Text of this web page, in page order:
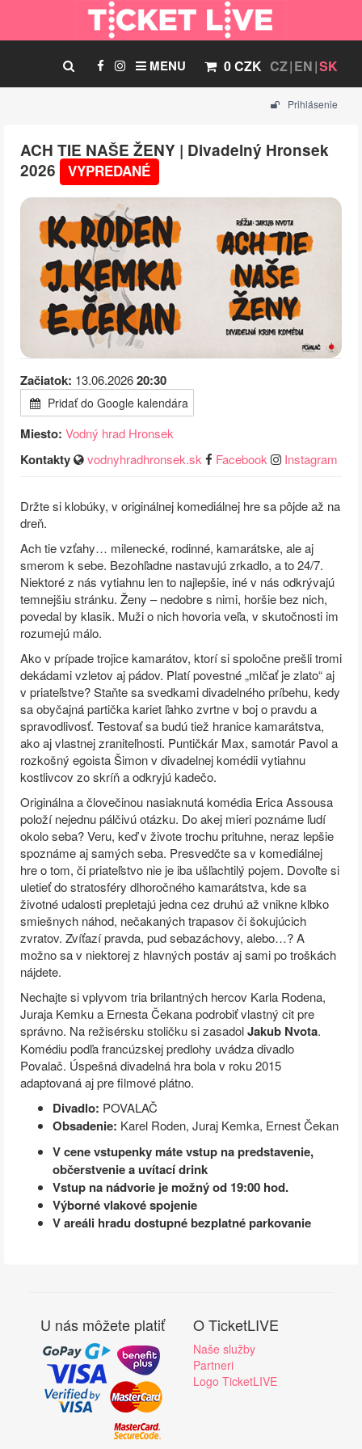
CZ EN SK
0 CZK
MENU
Prihlásenie
ACH TIE NAŠE ŽENY | Divadelný Hronsek
2026
VYPREDANÉ
Začiatok: 13.06.202620:30
Pridať do Google kalendára
Miesto: Vodný hrad Hronsek
Kontakty vodnyhradhronsek.sk Facebook Instagram
Držte si klobúky, v originálnej komediálnej hre sa pôjde až na
dreň.
Ach tie vzťahy… milenecké, rodinné, kamarátske, ale aj
smerom k sebe. Bezohľadne nastavujú zrkadlo, a to 24/7.
Niektoré z nás vytiahnu len to najlepšie, iné v nás odkrývajú
temnejšiu stránku. Ženy – nedobre s nimi, horšie bez nich,
povedal by klasik. Muži o nich hovoria veľa, v skutočnosti im
rozumejú málo.
Ako v prípade trojice kamarátov, ktorí si spoločne prešli tromi
dekádami vzletov aj pádov. Platí povestné „mlčať je zlato“ aj
v priateľstve? Staňte sa svedkami divadelného príbehu, kedy
sa obyčajná partička kariet ľahko zvrtne v boj o pravdu a
spravodlivosť. Testovať sa budú tiež hranice kamarátstva,
ako aj vlastnej zraniteľnosti. Puntičkár Max, samotár Pavol a
rozkošný egoista Šimon v divadelnej komédii vytiahnu
kostlivcov zo skríň a odkryjú kadečo.
Originálna a človečinou nasiaknutá komédia Erica Assousa
položí nejednu pálčivú otázku. Do akej mieri poznáme ľudí
okolo seba? Veru, keď v živote trochu prituhne, neraz lepšie
spoznáme aj samých seba. Presvedčte sa v komediálnej
hre o tom, či priateľstvo nie je iba ušľachtilý pojem. Dovoľte si
uletieť do stratosféry dlhoročného kamarátstva, kde sa
životné udalosti prepletajú jedna cez druhú až vnikne klbko
smiešnych náhod, nečakaných trapasov či šokujúcich
zvratov. Zvíťazí pravda, pud sebazáchovy, alebo…? A
možno sa v niektorej z hlavných postáv aj sami po troškách
nájdete.
Nechajte si vplyvom tria brilantných hercov Karla Rodena,
Juraja Kemku a Ernesta Čekana podrobiť vlastný cit pre
správno. Na režisérsku stoličku si zasadolJakub Nvota.
Komédiu podľa francúzskej predlohy uvádza divadlo
Povalač. Úspešná divadelná hra bola v roku 2015
adaptovaná aj pre filmové plátno.
Divadlo: POVALAČ
Obsadenie: Karel Roden, Juraj Kemka, Ernest Čekan
V cene vstupenky máte vstup na predstavenie,
občerstvenie a uvítací drink
Vstup na nádvorie je možný od 19:00 hod.
Výborné vlakové spojenie
V areáli hradu dostupné bezplatné parkovanie
U nás môžete platiť O TicketLIVE
Naše služby
Partneri
Logo TicketLIVE